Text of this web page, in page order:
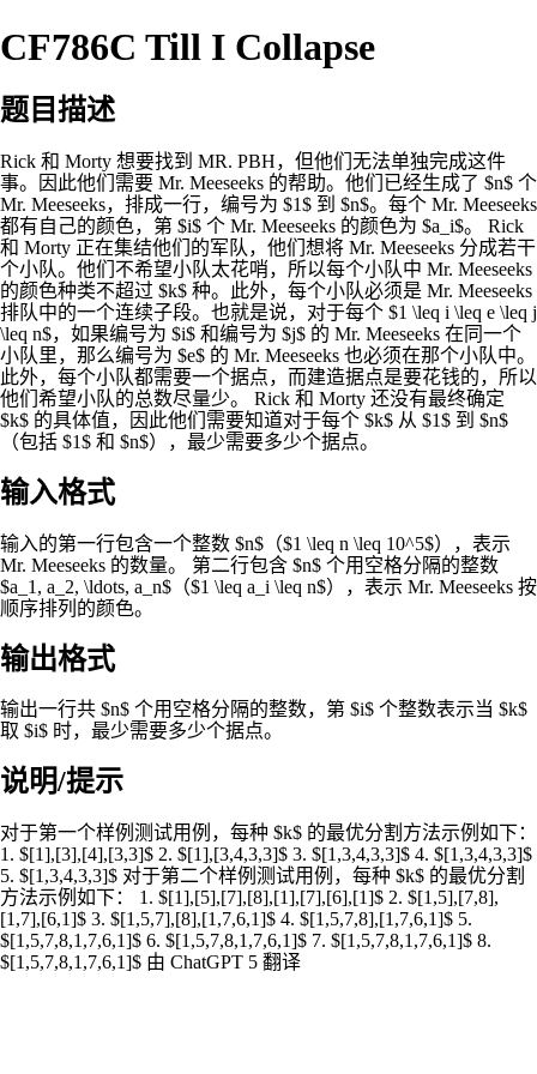
CF786C Till I Collapse
题目描述
Rick 和 Morty 想要找到 MR. PBH，但他们无法单独完成这件
事。因此他们需要 Mr. Meeseeks 的帮助。他们已经生成了 $n$ 个
Mr. Meeseeks，排成一行，编号为 $1$ 到 $n$。每个 Mr. Meeseeks
都有自己的颜色，第 $i$ 个 Mr. Meeseeks 的颜色为 $a_i$。 Rick
和 Morty 正在集结他们的军队，他们想将 Mr. Meeseeks 分成若干
个小队。他们不希望小队太花哨，所以每个小队中 Mr. Meeseeks
的颜色种类不超过 $k$ 种。此外，每个小队必须是 Mr. Meeseeks
排队中的一个连续子段。也就是说，对于每个 $1 \leq i \leq e \leq j
\leq n$，如果编号为 $i$ 和编号为 $j$ 的 Mr. Meeseeks 在同一个
小队里，那么编号为 $e$ 的 Mr. Meeseeks 也必须在那个小队中。
此外，每个小队都需要一个据点，而建造据点是要花钱的，所以
他们希望小队的总数尽量少。 Rick 和 Morty 还没有最终确定
$k$ 的具体值，因此他们需要知道对于每个 $k$ 从 $1$ 到 $n$
（包括 $1$ 和 $n$），最少需要多少个据点。
输入格式
输入的第一行包含一个整数 $n$（$1 \leq n \leq 10^5$），表示
Mr. Meeseeks 的数量。 第二行包含 $n$ 个用空格分隔的整数
$a_1, a_2, \ldots, a_n$（$1 \leq a_i \leq n$），表示 Mr. Meeseeks 按
顺序排列的颜色。
输出格式
输出一行共 $n$ 个用空格分隔的整数，第 $i$ 个整数表示当 $k$
取 $i$ 时，最少需要多少个据点。
说明/提示
对于第一个样例测试用例，每种 $k$ 的最优分割方法示例如下：
1. $[1],[3],[4],[3,3]$ 2. $[1],[3,4,3,3]$ 3. $[1,3,4,3,3]$ 4. $[1,3,4,3,3]$
5. $[1,3,4,3,3]$ 对于第二个样例测试用例，每种 $k$ 的最优分割
方法示例如下： 1. $[1],[5],[7],[8],[1],[7],[6],[1]$ 2. $[1,5],[7,8],
[1,7],[6,1]$ 3. $[1,5,7],[8],[1,7,6,1]$ 4. $[1,5,7,8],[1,7,6,1]$ 5.
$[1,5,7,8,1,7,6,1]$ 6. $[1,5,7,8,1,7,6,1]$ 7. $[1,5,7,8,1,7,6,1]$ 8.
$[1,5,7,8,1,7,6,1]$ 由 ChatGPT 5 翻译